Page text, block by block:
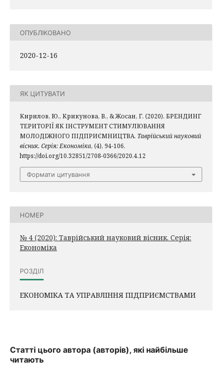
ОПУБЛІКОВАНО
2020-12-16
ЯК ЦИТУВАТИ
Кирилов, Ю., Крикунова, В., & Жосан, Г. (2020). БРЕНДИНГ
ТЕРИТОРІЇ ЯК ІНСТРУМЕНТ СТИМУЛЮВАННЯ
МОЛОДІЖНОГО ПІДПРИЄМНИЦТВА. Таврійський науковий
вісник. Серія: Економіка, (4), 94-106.
https://doi.org/10.32851/2708-0366/2020.4.12
Формати цитування
НОМЕР
№ 4 (2020): Таврійський науковий вісник. Серія:
Економіка
РОЗДІЛ
ЕКОНОМІКА ТА УПРАВЛІННЯ ПІДПРИЄМСТВАМИ
Статті цього автора (авторів), які найбільше
читають